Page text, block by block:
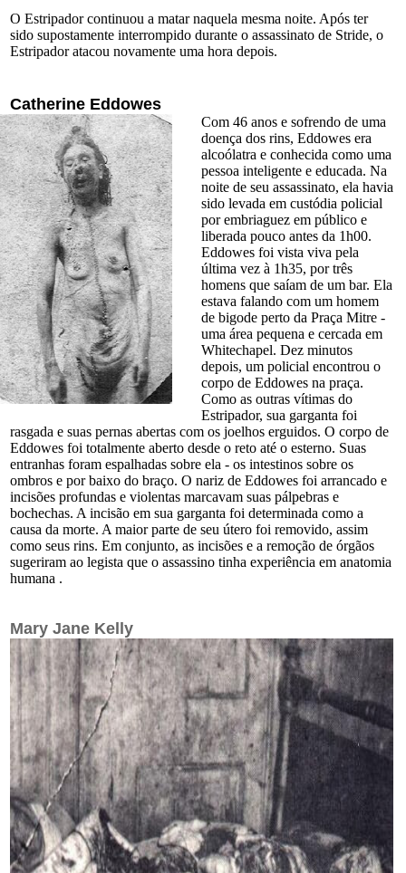
O Estripador continuou a matar naquela mesma noite. Após ter
sido supostamente interrompido durante o assassinato de Stride, o
Estripador atacou novamente uma hora depois.
Catherine Eddowes
Com 46 anos e sofrendo de uma
doença dos rins, Eddowes era
alcoólatra e conhecida como uma
pessoa inteligente e educada. Na
noite de seu assassinato, ela havia
sido levada em custódia policial
por embriaguez em público e
liberada pouco antes da 1h00.
Eddowes foi vista viva pela
última vez à 1h35, por três
homens que saíam de um bar. Ela
estava falando com um homem
de bigode perto da Praça Mitre -
uma área pequena e cercada em
Whitechapel. Dez minutos
depois, um policial encontrou o
corpo de Eddowes na praça.
Como as outras vítimas do
Estripador, sua garganta foi
rasgada e suas pernas abertas com os joelhos erguidos. O corpo de
Eddowes foi totalmente aberto desde o reto até o esterno. Suas
entranhas foram espalhadas sobre ela - os intestinos sobre os
ombros e por baixo do braço. O nariz de Eddowes foi arrancado e
incisões profundas e violentas marcavam suas pálpebras e
bochechas. A incisão em sua garganta foi determinada como a
causa da morte. A maior parte de seu útero foi removido, assim
como seus rins. Em conjunto, as incisões e a remoção de órgãos
sugeriram ao legista que o assassino tinha experiência em anatomia
humana .
Mary Jane Kelly